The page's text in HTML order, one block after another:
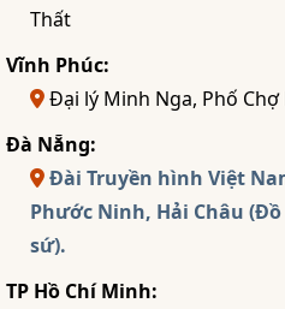
Thất
Vĩnh Phúc:
Đại lý Minh Nga, Phố Chợ
Đà Nẵng:
Đài Truyền hình Việt
Phước Ninh, Hải Châu
sứ).
TP Hồ Chí Minh: